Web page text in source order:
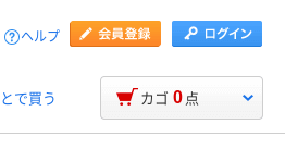
ヘルプ
で買う カゴ 0 点